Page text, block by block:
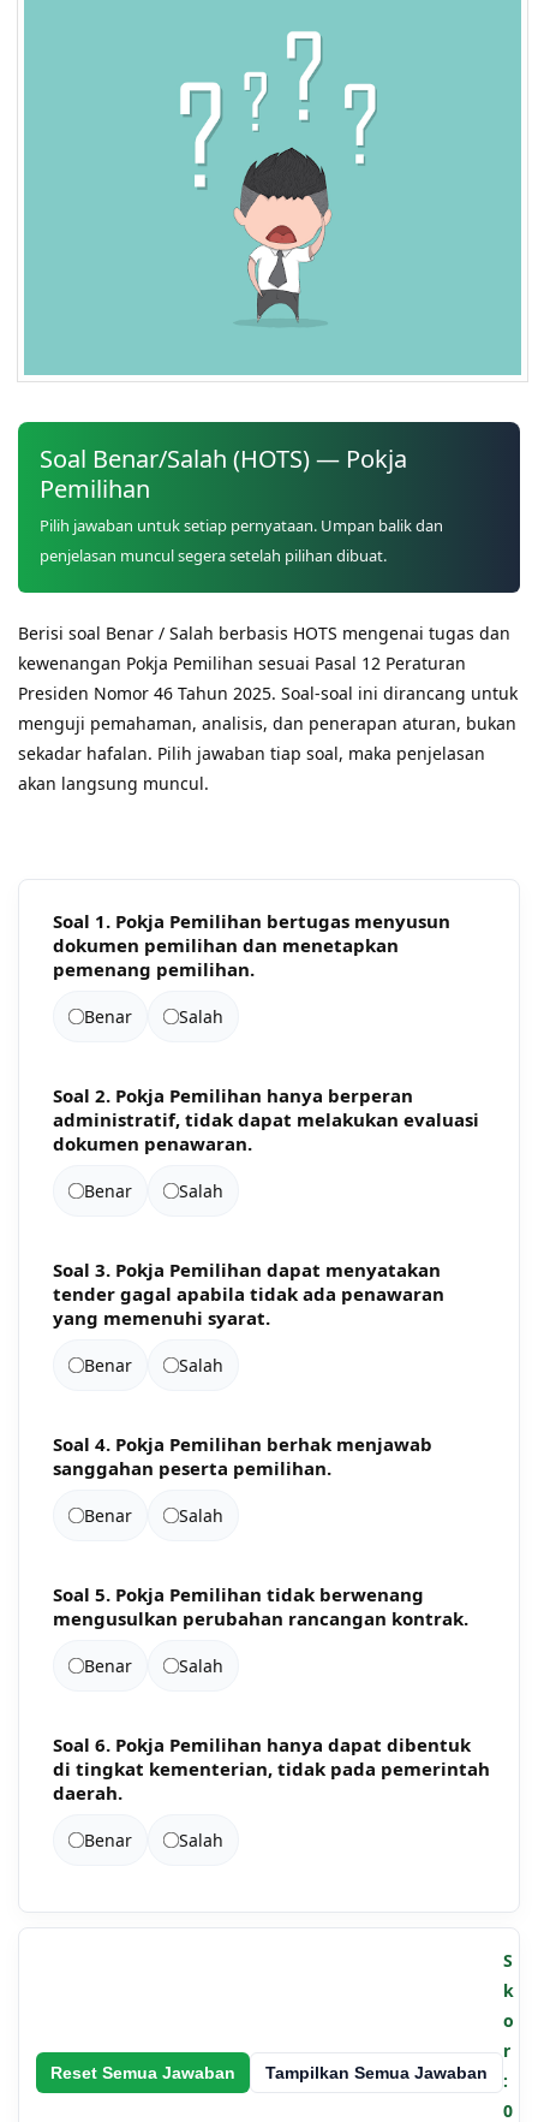
Soal Benar/Salah (HOTS) — Pokja
Pemilihan
Pilih jawaban untuk setiap pernyataan. Umpan balik dan
penjelasan muncul segera setelah pilihan dibuat.
Berisi soal Benar / Salah berbasis HOTS mengenai tugas dan
kewenangan Pokja Pemilihan sesuai Pasal 12 Peraturan
Presiden Nomor 46 Tahun 2025. Soal-soal ini dirancang untuk
menguji pemahaman, analisis, dan penerapan aturan, bukan
sekadar hafalan. Pilih jawaban tiap soal, maka penjelasan
akan langsung muncul.
Soal 1. Pokja Pemilihan bertugas menyusun
dokumen pemilihan dan menetapkan
pemenang pemilihan.
Benar Salah
Soal 2. Pokja Pemilihan hanya berperan
administratif, tidak dapat melakukan evaluasi
dokumen penawaran.
Benar Salah
Soal 3. Pokja Pemilihan dapat menyatakan
tender gagal apabila tidak ada penawaran
yang memenuhi syarat.
Benar Salah
Soal 4. Pokja Pemilihan berhak menjawab
sanggahan peserta pemilihan.
Benar Salah
Soal 5. Pokja Pemilihan tidak berwenang
mengusulkan perubahan rancangan kontrak.
Benar Salah
Soal 6. Pokja Pemilihan hanya dapat dibentuk
di tingkat kementerian, tidak pada pemerintah
daerah.
Benar Salah
Reset Semua Jawaban Tampilkan Semua Jawaban
S
k
o
r
:
0